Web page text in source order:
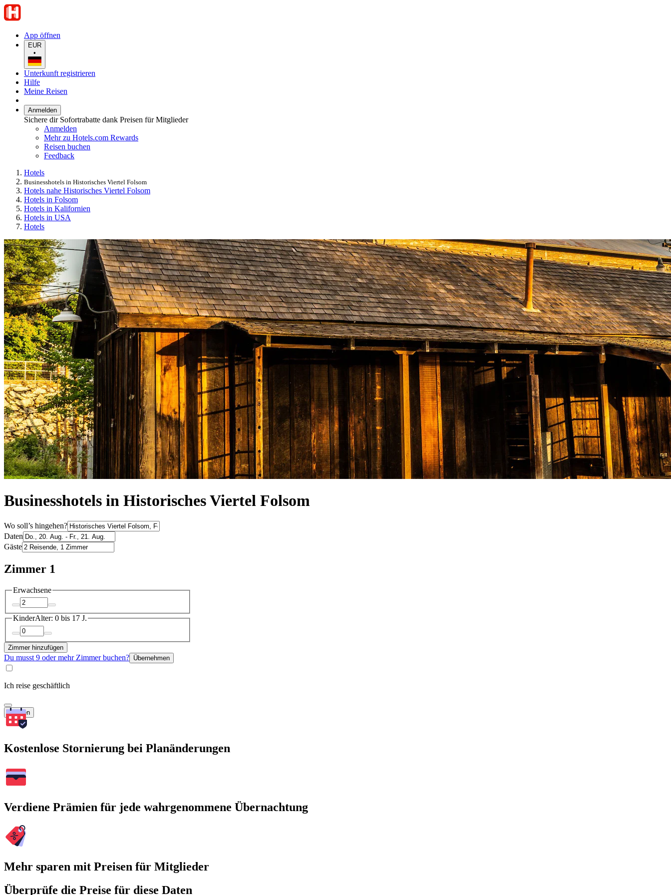
App öffnen
EUR
•
Unterkunft registrieren
Hilfe
Meine Reisen
Anmelden
Sichere dir Sofortrabatte dank Preisen für Mitglieder
Anmelden
Mehr zu Hotels.com Rewards
Reisen buchen
Feedback
Hotels
Businesshotels in Historisches Viertel Folsom
Hotels nahe Historisches Viertel Folsom
Hotels in Folsom
Hotels in Kalifornien
Hotels in USA
Hotels
Businesshotels in Historisches Viertel Folsom
Wo soll’s hingehen?
Daten
Gäste
Zimmer 1
Erwachsene
KinderAlter: 0 bis 17 J.
Zimmer hinzufügen
Du musst 9 oder mehr Zimmer buchen? Übernehmen
Ich reise geschäftlich
Suchen
Kostenlose Stornierung bei Planänderungen
Verdiene Prämien für jede wahrgenommene Übernachtung
Mehr sparen mit Preisen für Mitglieder
Überprüfe die Preise für diese Daten